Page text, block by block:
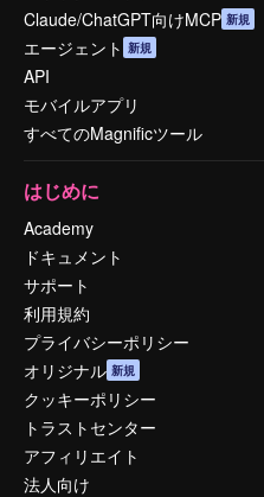
Claude/ChatGPT向けMCP 新規
エージェント 新規
API
モバイルアプリ
すべてのMagnificツール
はじめに
Academy
ドキュメント
サポート
利用規約
プライバシーポリシー
オリジナル 新規
クッキーポリシー
トラストセンター
アフィリエイト
法人向け